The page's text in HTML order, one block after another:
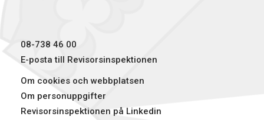
08-738 46 00
E-posta till Revisorsinspektionen
Om cookies och webbplatsen
Om personuppgifter
Revisorsinspektionen på Linkedin